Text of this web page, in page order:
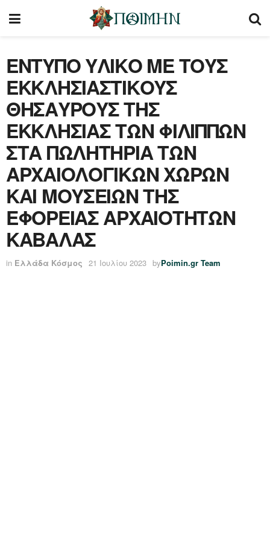
ΕΝΤΥΠΟ ΥΛΙΚΟ ΜΕ ΤΟΥΣ
ΕΚΚΛΗΣΙΑΣΤΙΚΟΥΣ
ΘΗΣΑΥΡΟΥΣ ΤΗΣ
ΕΚΚΛΗΣΙΑΣ ΤΩΝ ΦΙΛΙΠΠΩΝ
ΣΤΑ ΠΩΛΗΤΗΡΙΑ ΤΩΝ
ΑΡΧΑΙΟΛΟΓΙΚΩΝ ΧΩΡΩΝ
ΚΑΙ ΜΟΥΣΕΙΩΝ ΤΗΣ
ΕΦΟΡΕΙΑΣ ΑΡΧΑΙΟΤΗΤΩΝ
ΚΑΒΑΛΑΣ
in Ελλάδα Κόσμος 21 Ιουλίου 2023 byPoimin.gr Team